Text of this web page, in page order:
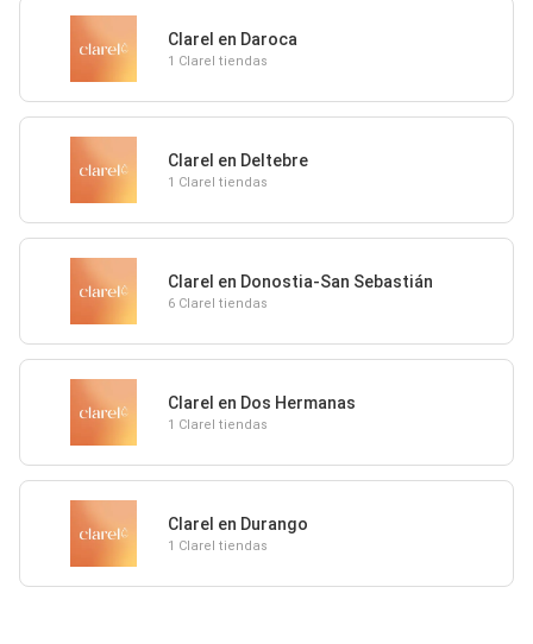
Clarel en Daroca
1 Clarel tiendas
Clarel en Deltebre
1 Clarel tiendas
Clarel en Donostia-San Sebastián
6 Clarel tiendas
Clarel en Dos Hermanas
1 Clarel tiendas
Clarel en Durango
1 Clarel tiendas